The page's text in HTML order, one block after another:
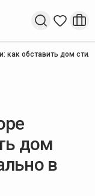
как обставить дом
дом
в